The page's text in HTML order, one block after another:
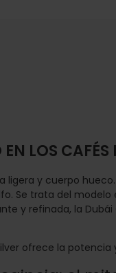
LOS CAFÉS
ligera y cuerpo
Se trata del
y refinada, la
ofrece la